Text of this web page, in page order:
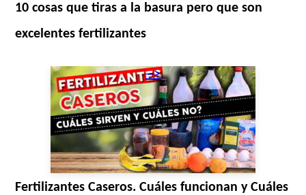
10 cosas que tiras a la basura pero que son
excelentes fertilizantes
-->
Fertilizantes Caseros. Cuáles funcionan y Cuáles